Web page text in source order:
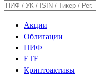
Акции
Облигации
ПИФ
ETF
Криптоактивы